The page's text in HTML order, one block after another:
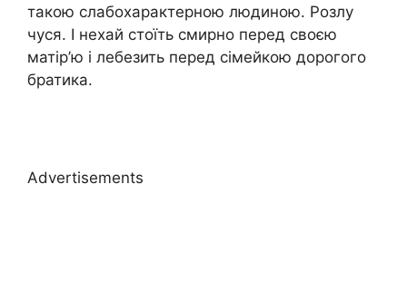
такою слабохарактерною людиною. Розлу
чуся. І нехай стоїть смирно перед своєю
матір’ю і лебезить перед сімейкою дорогого
братика.
Advertisements